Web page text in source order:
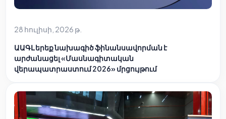
28 հուլիսի, 2026 թ.
ԱԱԳԼ երեք նախագիծ ֆինանսավորման է
արժանացել «Մասնագիտական
վերապատրաստում 2026» մրցույթում